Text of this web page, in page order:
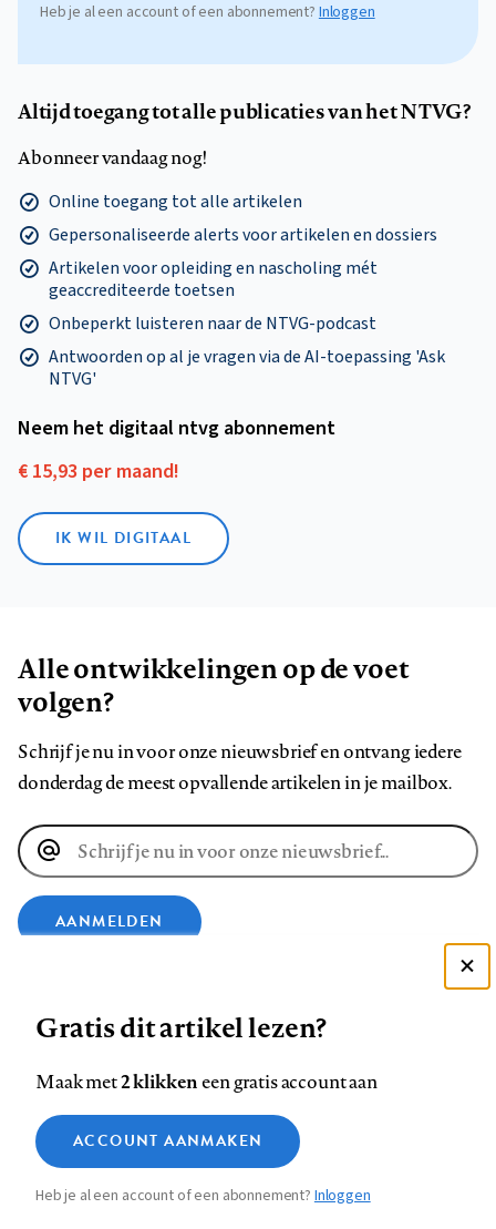
Heb je al een account of een abonnement?Inloggen
Altijd toegang tot alle publicaties van het NTVG?
Abonneer vandaag nog!
Online toegang tot alle artikelen
Gepersonaliseerde alerts voor artikelen en dossiers
Artikelen voor opleiding en nascholing mét
geaccrediteerde toetsen
Onbeperkt luisteren naar de NTVG-podcast
Antwoorden op al je vragen via de AI-toepassing 'Ask
NTVG'
Neem het digitaal ntvg abonnement
€ 15,93 per maand!
IK WIL DIGITAAL
Alle ontwikkelingen op de voet
volgen?
Schrijf je nu in voor onze nieuwsbrief en ontvang iedere
donderdag de meest opvallende artikelen in je mailbox.
E-
mailadres
AANMELDEN
op
Facebook
op
LinkedIn
op
Bluesky
ons
op
InstagramYouTube
Footer
Contact Colofon Disclaimer Privacy
Medische vragen verdienen
betrouwbare antwoorden
Zie onze cookie policy
Analytische cookies
Marketing cookies
Gratis dit artikel lezen?
Maak met2 klikkeneen gratis account aan
ACCOUNT AANMAKEN
Heb je al een account of een abonnement?Inloggen